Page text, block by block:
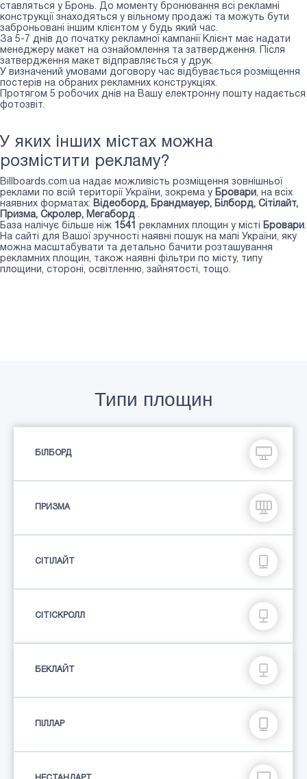
ставляться у Бронь. До моменту бронювання всі рекламні
конструкції знаходяться у вільному продажі та можуть бути
заброньовані іншим клієнтом у будь який час.
За 5-7 днів до початку рекламної кампанії Клієнт має надати
менеджеру макет на ознайомлення та затвердження. Після
затвердження макет відправляється у друк.
У визначений умовами договору час відбувається розміщення
постерів на обраних рекламних конструкціях.
Протягом 5 робочих днів на Вашу електронну пошту надається
фотозвіт.
У яких інших містах можна
розмістити рекламу?
Billboards.com.ua надає можливість розміщення зовнішньої
реклами по всій території України, зокрема у Бровари, на всіх
наявних форматах: Відеоборд, Брандмауер, Білборд, Сiтiлайт,
Призма, Скролер, Мегаборд .
База налічує більше ніж 1541 рекламних площин у місті Бровари.
На сайті для Вашої зручності наявні пошук на мапі України, яку
можна масштабувати та детально бачити розташування
рекламних площин, також наявні фільтри по місту, типу
площини, стороні, освітленню, зайнятості, тощо.
Типи площин
БІЛБОРД
ПРИЗМА
СIТIЛАЙТ
СІТІСКРОЛЛ
БЕКЛАЙТ
ПIЛЛАР